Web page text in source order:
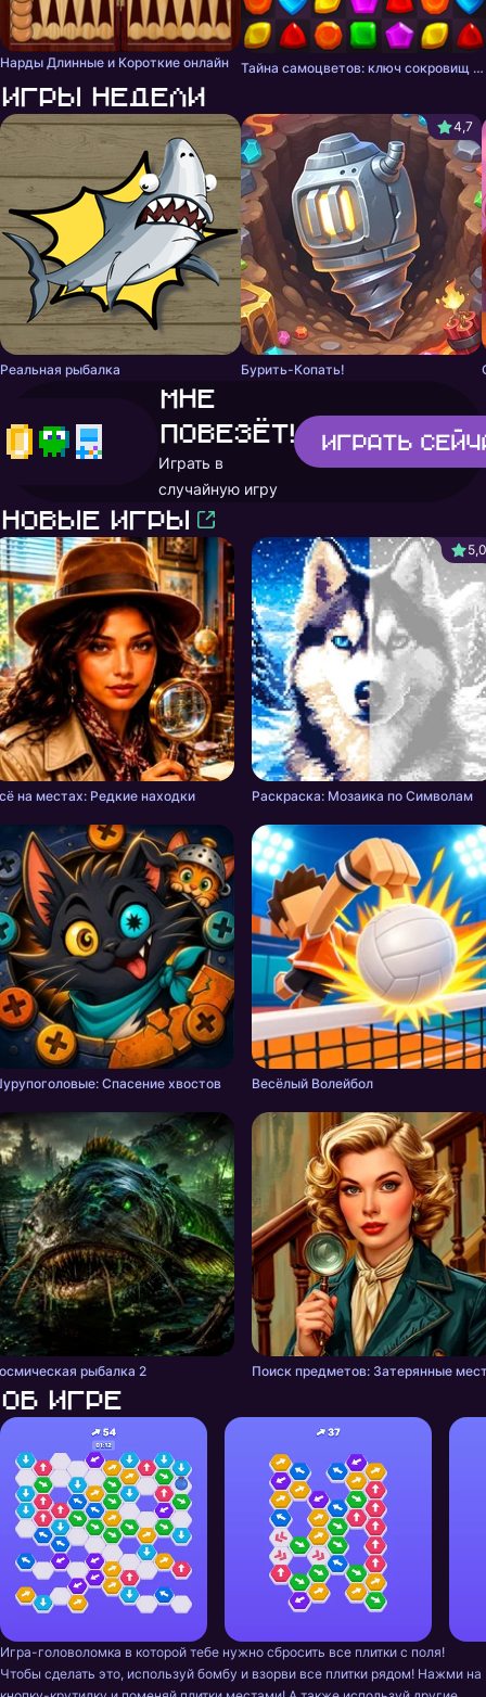
Нарды Длинные и Короткие онлайн Тайна самоцветов: ключ сокровищ - три в ряд
Игры недели
Реальная рыбалка
4,7
Бурить-Копать!
Мне
повезёт!
Играть в
случайную игру
Играть
Новые игры
на местах: Редкие находки
5,0
Раскраска: Мозаика по Символам
Спасение хвостов Весёлый Волейбол
рыбалка 2 Поиск предметов: Затерянные
Об игре
Игра-головоломка в которой тебе нужно сбросить все плитки с поля!
Чтобы сделать это, используй бомбу и взорви все плитки рядом! Нажми на